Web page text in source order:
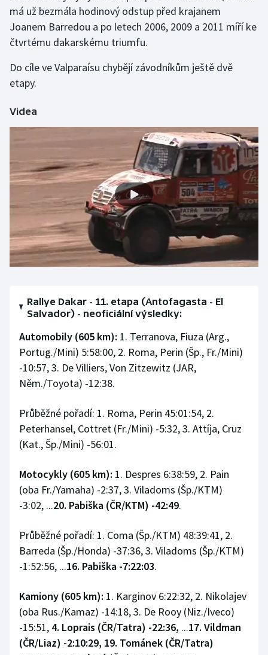
Lezení
Lyže a snowboard
Moderní pětiboj
Motorsport
Parasport
Plavání
Plážový volejbal
Ragby
Rychlobruslení
Sportovní střelba
Stolní tenis
Triatlon
Veslování
Volejbal
má už bezmála hodinový odstup před krajanem
Joanem Barredou a po letech 2006, 2009 a 2011 míří ke
čtvrtému dakarskému triumfu.
Do cíle ve Valparaísu chybějí závodníkům ještě dvě
etapy.
Videa
Rallye Dakar - 11. etapa (Antofagasta - El
Salvador) - neoficiální výsledky:
Automobily (605 km): 1. Terranova, Fiuza (Arg.,
Portug./Mini) 5:58:00, 2. Roma, Perin (Šp., Fr./Mini)
-10:57, 3. De Villiers, Von Zitzewitz (JAR,
Něm./Toyota) -12:38.
Průběžné pořadí: 1. Roma, Perin 45:01:54, 2.
Peterhansel, Cottret (Fr./Mini) -5:32, 3. Attíja, Cruz
(Kat., Šp./Mini) -56:01.
Motocykly (605 km): 1. Despres 6:38:59, 2. Pain
(oba Fr./Yamaha) -2:37, 3. Viladoms (Šp./KTM)
-3:02, ...20. Pabiška (ČR/KTM) -42:49.
Průběžné pořadí: 1. Coma (Šp./KTM) 48:39:41, 2.
Barreda (Šp./Honda) -37:36, 3. Viladoms (Šp./KTM)
-1:52:56, ...16. Pabiška -7:22:03.
Kamiony (605 km): 1. Karginov 6:22:32, 2. Nikolajev
(oba Rus./Kamaz) -14:18, 3. De Rooy (Niz./Iveco)
-15:51, 4. Loprais (ČR/Tatra) -22:36, ...17. Vildman
(ČR/Liaz) -2:10:29, 19. Tománek (ČR/Tatra)